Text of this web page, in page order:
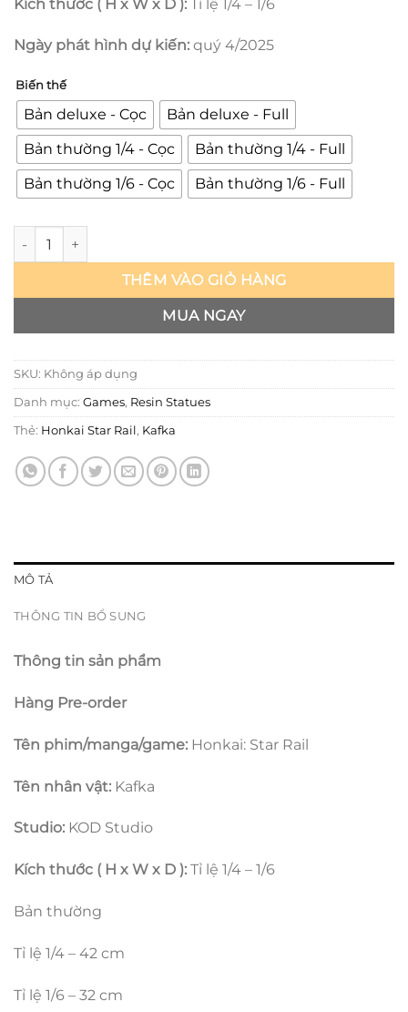
Kích thước ( H x W x D ): Tỉ lệ 1/4 – 1/6
Ngày phát hình dự kiến: quý 4/2025
Biến thế
Bản deluxe - Cọc
Bản deluxe - Full
Bản thường 1/4 - Cọc
Bản thường 1/4 - Full
Bản thường 1/6 - Cọc
Bản thường 1/6 - Full
Honkai Star Rail - Kafka - KOD số lượng
THÊM VÀO GIỎ HÀNG
MUA NGAY
SKU: Không áp dụng
Danh mục: Games, Resin Statues
Thẻ: Honkai Star Rail, Kafka
MÔ TẢ
THÔNG TIN BỔ SUNG
Thông tin sản phẩm
Hàng Pre-order
Tên phim/manga/game: Honkai: Star Rail
Tên nhân vật: Kafka
Studio: KOD Studio
Kích thước ( H x W x D ): Tỉ lệ 1/4 – 1/6
Bản thường
Tỉ lệ 1/4 – 42 cm
Tỉ lệ 1/6 – 32 cm